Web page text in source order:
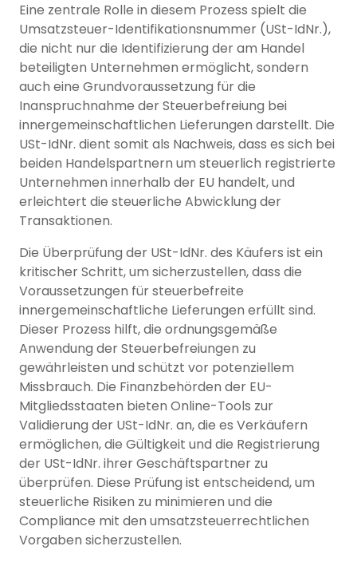
Eine zentrale Rolle in diesem Prozess spielt die
Umsatzsteuer-Identifikationsnummer (USt-IdNr.),
die nicht nur die Identifizierung der am Handel
beteiligten Unternehmen ermöglicht, sondern
auch eine Grundvoraussetzung für die
Inanspruchnahme der Steuerbefreiung bei
innergemeinschaftlichen Lieferungen darstellt. Die
USt-IdNr. dient somit als Nachweis, dass es sich bei
beiden Handelspartnern um steuerlich registrierte
Unternehmen innerhalb der EU handelt, und
erleichtert die steuerliche Abwicklung der
Transaktionen.
Die Überprüfung der USt-IdNr. des Käufers ist ein
kritischer Schritt, um sicherzustellen, dass die
Voraussetzungen für steuerbefreite
innergemeinschaftliche Lieferungen erfüllt sind.
Dieser Prozess hilft, die ordnungsgemäße
Anwendung der Steuerbefreiungen zu
gewährleisten und schützt vor potenziellem
Missbrauch. Die Finanzbehörden der EU-
Mitgliedsstaaten bieten Online-Tools zur
Validierung der USt-IdNr. an, die es Verkäufern
ermöglichen, die Gültigkeit und die Registrierung
der USt-IdNr. ihrer Geschäftspartner zu
überprüfen. Diese Prüfung ist entscheidend, um
steuerliche Risiken zu minimieren und die
Compliance mit den umsatzsteuerrechtlichen
Vorgaben sicherzustellen.